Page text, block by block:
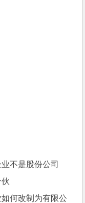
业不是股份公司
伙
如何改制为有限公